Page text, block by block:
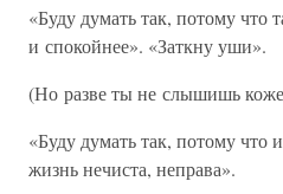
«Буду думать так, потому что
и спокойнее». «Заткну уши».
(Но разве ты не слышишь
«Буду думать так, потому что
жизнь нечиста, неправа».